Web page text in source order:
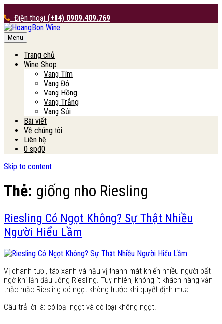
Điện thoại (+84) 0909.409.769
HoangBon Wine
Menu
Trang chủ
Wine Shop
Vang Tím
Vang Đỏ
Vang Hồng
Vang Trắng
Vang Sủi
Bài viết
Về chúng tôi
Liên hệ
0 sp₫0
Skip to content
Thẻ: giống nho Riesling
Riesling Có Ngọt Không? Sự Thật Nhiều
Người Hiểu Lầm
Vị chanh tươi, táo xanh và hậu vị thanh mát khiến nhiều người bất
ngờ khi lần đầu uống Riesling. Tuy nhiên, không ít khách hàng vẫn
thắc mắc Riesling có ngọt không trước khi quyết định mua.
Câu trả lời là: có loại ngọt và có loại không ngọt.